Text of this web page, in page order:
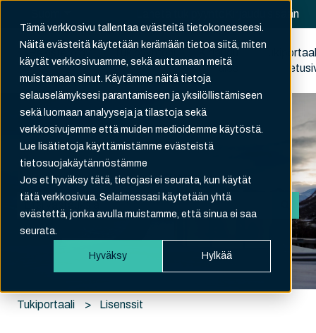
Tämä verkkosivu tallentaa evästeitä tietokoneeseesi.
Näitä evästeitä käytetään kerämään tietoa siitä, miten
käytät verkkosivuamme, sekä auttamaan meitä
muistamaan sinut. Käytämme näitä tietoja
selauselämyksesi parantamiseen ja yksilöllistämiseen
sekä luomaan analyyseja ja tilastoja sekä
verkkosivujemme että muiden medioidemme käytöstä.
Lue lisätietoja käyttämistämme evästeistä
tietosuojakäytännöstämme
Jos et hyväksy tätä, tietojasi ei seurata, kun käytät
tätä verkkosivua. Selaimessasi käytetään yhtä
evästettä, jonka avulla muistamme, että sinua ei saa
seurata.
Hyväksy Hylkää
Kirjaudu sisään
Kirjaudu
ulos
Hei. Kuinka voimme auttaa?
Ehdotuksia ei ole, koska hakukenttä on tyhjä.
Tukiportaali Lisenssit